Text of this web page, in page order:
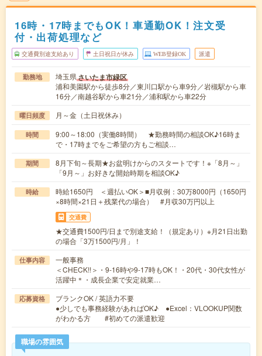
16時・17時までもOK！車通勤OK！注文受
付・出荷処理など
交通費別途支給あり 土日祝日が休み WEB登録OK 派遣
勤務地 埼玉県さいたま市緑区
浦和美園駅から徒歩8分／東川口駅から車9分／岩槻駅から車
16分／南越谷駅から車21分／浦和駅から車22分
曜日頻度 月～金（土日祝休み）
時間
9:00～18:00（実働8時間） ★勤務時間の相談OK♪16時ま
で・17時までをご希望の方もご相談…
期間
8月下旬～長期★お盆明けからのスタートです！※「8月～」
「9月～」お好きな開始時期を相談OK♪
時給
時給1650円 ＜週払いOK＞■月収例：30万8000円（1650円
×8時間×21日＋残業代の場合） #月収30万円以上
交通費
★交通費1500円/日まで別途支給！（規定あり）※月21日出勤
の場合「3万1500円/月」！
仕事内容
一般事務
＜CHECK!!＞・9-16時や9-17時もOK！・20代・30代女性が
活躍中＊・成長企業で安定就業…
応募資格
ブランクOK / 英語力不要
●少しでも事務経験があればOK♪ ●Excel：VLOOKUP関数
がわかる方 #初めての派遣歓迎
職場の雰囲気